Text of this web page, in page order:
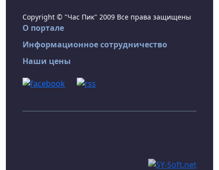
Copyright © "Час Пик" 2009 Все права защищены
О портале
Информационное сотрудничество
Наши цены